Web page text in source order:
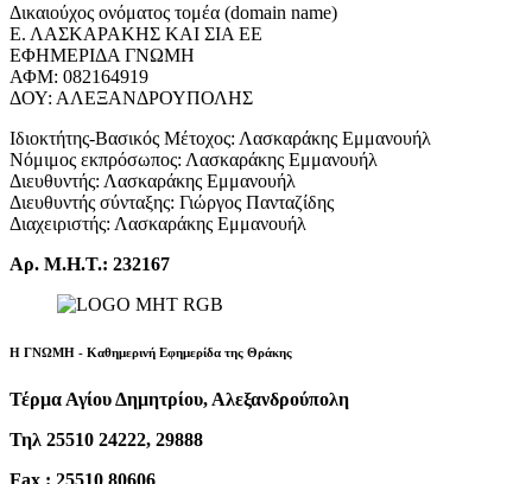
Δικαιούχος ονόματος τομέα (domain name)
Ε. ΛΑΣΚΑΡΑΚΗΣ ΚΑΙ ΣΙΑ ΕΕ
ΕΦΗΜΕΡΙΔΑ ΓΝΩΜΗ
ΑΦΜ: 082164919
ΔΟΥ: ΑΛΕΞΑΝΔΡΟΥΠΟΛΗΣ
Ιδιοκτήτης-Βασικός Μέτοχος: Λασκαράκης Εμμανουήλ
Νόμιμος εκπρόσωπος: Λασκαράκης Εμμανουήλ
Διευθυντής: Λασκαράκης Εμμανουήλ
Διευθυντής σύνταξης: Γιώργος Πανταζίδης
Διαχειριστής: Λασκαράκης Εμμανουήλ
Αρ. Μ.Η.Τ.: 232167
Η ΓΝΩΜΗ - Καθημερινή Εφημερίδα της Θράκης
Τέρμα Αγίου Δημητρίου, Αλεξανδρούπολη
Τηλ 25510 24222, 29888
Fax : 25510 80606